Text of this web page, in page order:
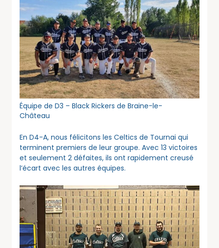
Équipe de D3 – Black Rickers de Braine-le-
Château
En D4-A, nous félicitons les Celtics de Tournai qui
terminent premiers de leur groupe. Avec 13 victoires
et seulement 2 défaites, ils ont rapidement creusé
l’écart avec les autres équipes.